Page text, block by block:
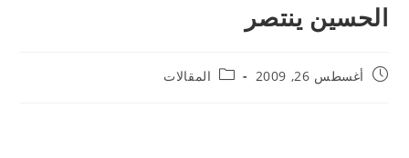
الحسين ينتصر
أغسطس 26, 2009 المقالات